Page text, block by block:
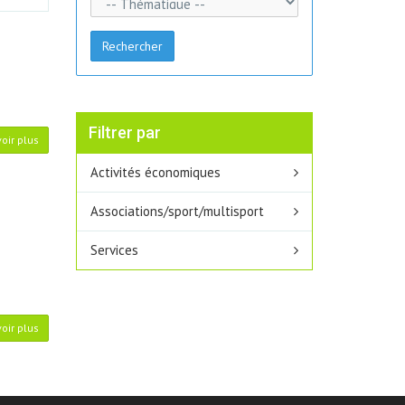
plus
plus
Rechercher
Filtrer par
Activités économiques
Associations/sport/multisport
Services